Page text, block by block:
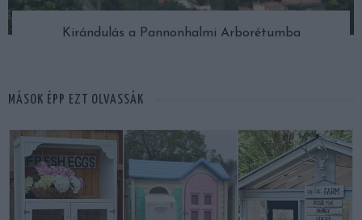
Kirándulás a Pannonhalmi Arborétumba
MÁSOK ÉPP EZT OLVASSÁK